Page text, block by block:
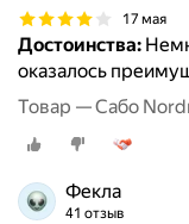
17 мая
Достоинства:
оказалось
Товар — Сабо
Фекла
41 отзыв